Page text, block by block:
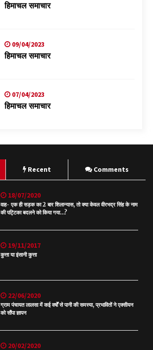
हिमाचल समाचार
09/04/2023
हिमाचल समाचार
07/04/2023
हिमाचल समाचार
Recent Comments
18/07/2020
वाह- एक ही सड़क का 2 बार शिलान्यास, तो क्या केवल वीरभद्र सिंह के नाम
की पट्टिका बदलने को किया गया…?
19/11/2017
कुत्ता या इंसानी कुत्ता
22/06/2020
ग्राम पंचायत लालसा में कई वर्षों से पानी की समस्या, प्रभावितों ने एक्सीयन
को सौंपा ज्ञापन
20/02/2020